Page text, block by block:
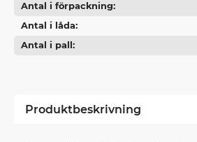
Antal i förpackning
Antal i låda
Antal i pall
Produktbeskrivning